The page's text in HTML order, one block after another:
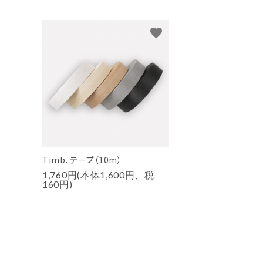
Timb. テープ（10m）
1,760円(本体1,600円、税
160円)
favorite